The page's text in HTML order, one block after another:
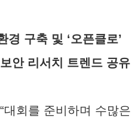
구축 및 ‘오픈클로’
안 리서치 트렌드 공유
대회를 준비하며 수많은